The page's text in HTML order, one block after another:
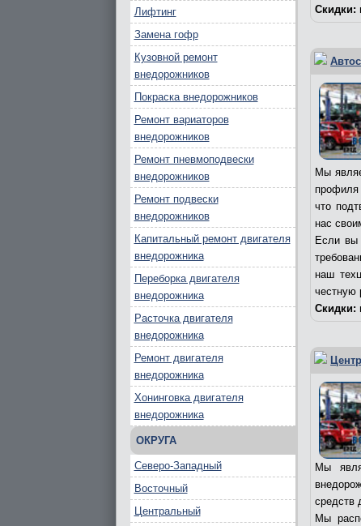
Скидки:
Мы
что
нас
Если вы
наш
честную
Скидки:
Мы
средств
Мы
Лифтинг
Замена гофр
Кузовной ремонт
внедорожников
Покраска внедорожников
Ремонт вариаторов
внедорожников
Ремонт пневмоподвески
внедорожников
Ремонт подвески
внедорожников
Капитальный ремонт двигателя
внедорожника
Переборка двигателя
внедорожника
Расточка двигателя
внедорожника
Ремонт двигателя
внедорожника
Хонинговка двигателя
внедорожника
ОКРУГА
Северо-Западный
Восточный
Центральный